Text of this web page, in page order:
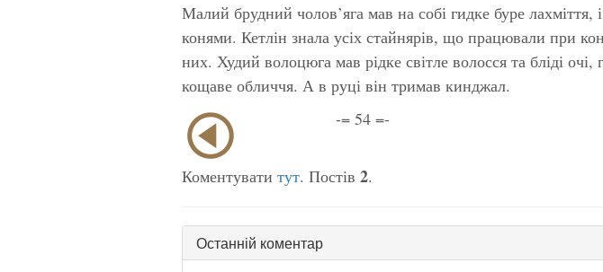
Малий брудний чолов’яга мав на собі гидке буре лахміття,
конями. Кетлін знала усіх стайнярів, що працювали при
них. Худий волоцюга мав рідке світле волосся та бліді очі,
кощаве обличчя. А в руці він тримав кинджал.
-= 54 =-
Коментувати тут. Постів 2.
Останній коментар